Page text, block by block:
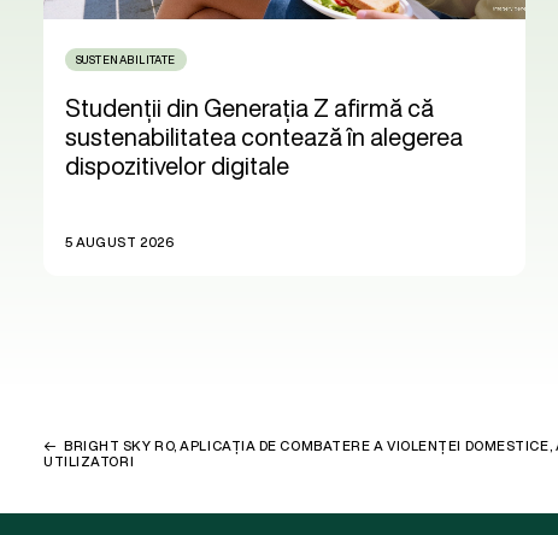
SUSTENABILITATE
Studenții din Generația Z afirmă că
sustenabilitatea contează în alegerea
dispozitivelor digitale
5 AUGUST 2026
BRIGHT SKY RO, APLICAȚIA DE COMBATERE A VIOLENȚEI
UTILIZATORI